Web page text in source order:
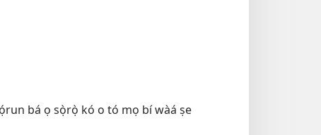
bá ọ sọ̀rọ̀ kó o tó mọ bí wàá ṣe